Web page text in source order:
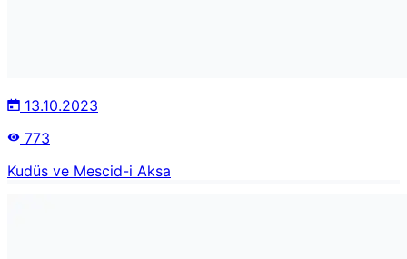
13.10.2023
773
Kudüs ve Mescid-i Aksa